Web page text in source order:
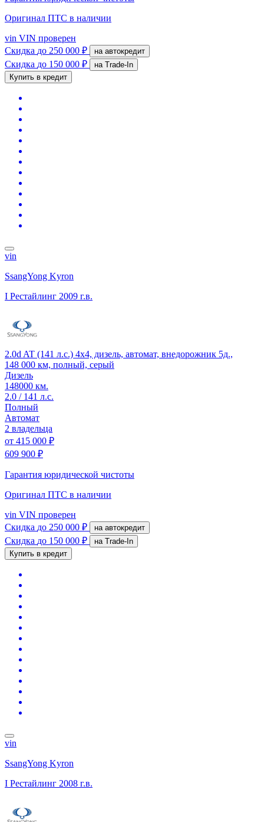
Оригинал ПТС в наличии
vin VIN проверен
Скидка до 250 000 ₽ на автокредит
Скидка до 150 000 ₽
на Trade-In
Купить в кредит
vin
SsangYong Kyron
I Рестайлинг 2009 г.в.
2.0d AT (141 л.с.) 4x4, дизель, автомат, внедорожник 5д.,
148 000 км, полный, серый
Дизель
148000 км.
2.0 / 141 л.с.
Полный
Автомат
2 владельца
от 415 000 ₽
609 900 ₽
Гарантия юридической чистоты
Оригинал ПТС в наличии
vin VIN проверен
Скидка до 250 000 ₽ на автокредит
Скидка до 150 000 ₽
на Trade-In
Купить в кредит
vin
SsangYong Kyron
I Рестайлинг 2008 г.в.